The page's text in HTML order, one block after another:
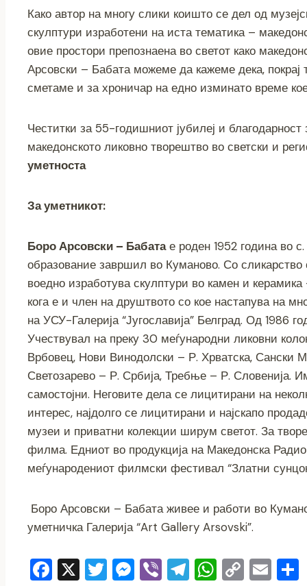
Како автор на многу слики коишто се дел од
скулптури изработени на иста тематика –
овие простори препознаена во светот како
Арсовски – Бабата можеме да кажеме дека,
сметаме и за хроничар на едно изминато време
Честитки за 55-годишниот јубилеј и
македонското ликовно творештво во светски и
уметноста
За уметникот:
Боро Арсовски – Бабатае роден 1952 година во
образование завршил во Куманово. Со
воедно изработува скулптури во камен и
кога е и член на друштвото со кое настапува на
на УСУ-Галерија “Југославија” Белград. Од 1986
Учествувал на преку 30 меѓународни ликовни
Врбовец, Нови Винодолски – Р. Хрватска, Сански
Светозарево – Р. Србија, Требње – Р. Словенија.
самостојни. Неговите дела се лицитирани на
интерес, најдолго се лицитирани и најскапо
музеи и приватни колекции ширум светот. За
филма. Едниот во продукција на Македонска
меѓународениот филмски фестивал “Златни
Боро Арсовски – Бабата живее и работи во
уметничка Галерија “Art Gallery Arsovski”.
F X T M Vi T W C E